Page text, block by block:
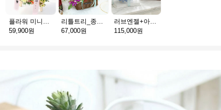
플라워 미니화환 A(서울)
59,900원
리틀트리_종이방향제(서울)
67,000원
러브엔젤+아가방딸랑이(서울)
115,000원